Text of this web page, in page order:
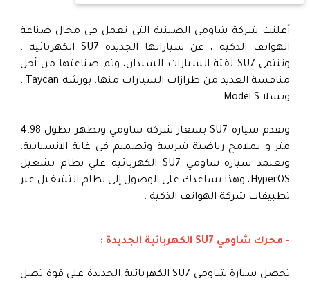
أعلنت شركة شاومي الصينية التي تعمل في مجال صناعة
الهواتف الذكية ، عن سياراتها الجديدة SU7 الكهربائية ،
وتنتمي SU7 لفئة السيارات السيدان، وتم صناعتها من أجل
منافسة العديد من طرازات السيارات منها، بورشه Taycan ،
وتسلا Model S .
وتقدم سيارة SU7 بشعار شركة شاومي وتظهر بطول 4.98
متر و بملامح رياضية شرسة وتصميم في غاية الانسيابية،
وتعتمد سيارة شاومي SU7 الكهربائية علي نظام تشغيل
HyperOS، وهذا يساعدك علي الوصول إلى نظام التشغيل عبر
تطبيقات شركة الهواتف الذكية .
- محرك شاومي SU7 الكهربائية الجديدة :
تحصل سيارة شاومي SU7 الكهربائية الجديدة علي قوة تصل